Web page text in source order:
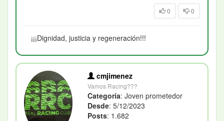
0 0
¡¡¡Dignidad, justicia y regeneración!!!
cmjimenez
Vamos Racing???
Categoría: Joven prometedor
Desde: 5/12/2023
Posts: 1.682